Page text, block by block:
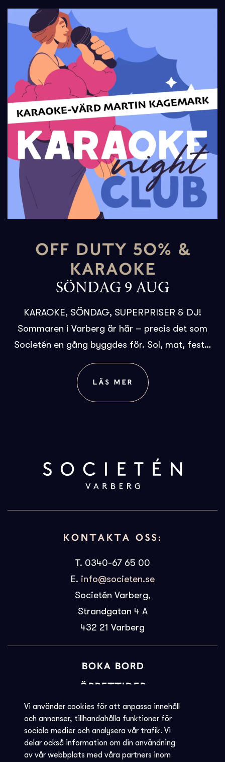
Vi använder cookies för att anpassa innehåll
och annonser, tillhandahålla funktioner för
sociala medier och analysera vår trafik. Vi
delar också information om din användning
av vår webbplats med våra partners inom
OFF DUTY 50% &
KARAOKE
SÖNDAG 9 AUG
KARAOKE, SÖNDAG, SUPERPRISER & DJ!
Sommaren i Varberg är här – precis det som
Societén en gång byggdes för. Sol, mat, fest…
LÄS MER
KONTAKTA OSS:
T. 0340-67 65 00
E. info@societen.se
Societén Varberg,
Strandgatan 4 A
432 21 Varberg
BOKA BORD
ÖPPETTIDER
BILJETTINFORMATION
KVARGLÖMT
Societéns policy